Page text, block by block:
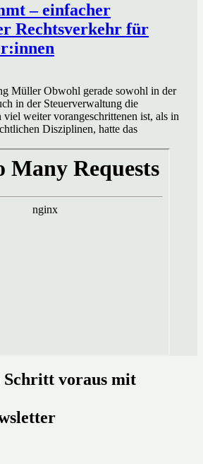
– einfacher
Rechtsverkehr für
Müller Obwohl gerade sowohl in der
in der Steuerverwaltung die
weiter vorangeschrittenen ist, als in
Disziplinen, hatte das
Schritt voraus mit